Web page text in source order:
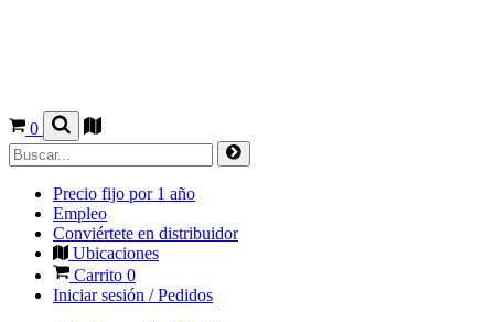
0
Precio fijo por 1 año
Empleo
Conviértete en distribuidor
Ubicaciones
Carrito 0
Iniciar sesión / Pedidos